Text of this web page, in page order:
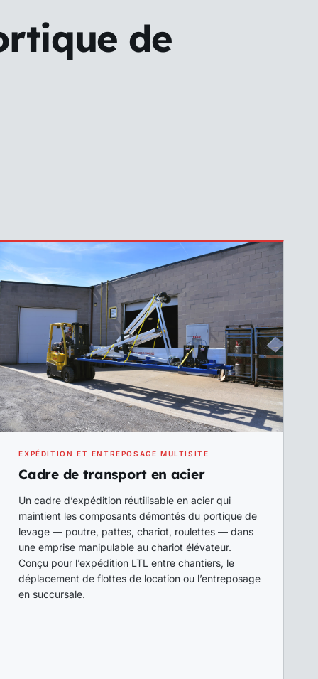
de
EXPÉDITION ET ENTREPOSAGE MULTISITE
Cadre de transport en acier
Un cadre d’expédition réutilisable en acier qui
maintient les composants démontés du portique de
levage — poutre, pattes, chariot, roulettes — dans
une emprise manipulable au chariot élévateur.
Conçu pour l’expédition LTL entre chantiers, le
déplacement de flottes de location ou l’entreposage
en succursale.